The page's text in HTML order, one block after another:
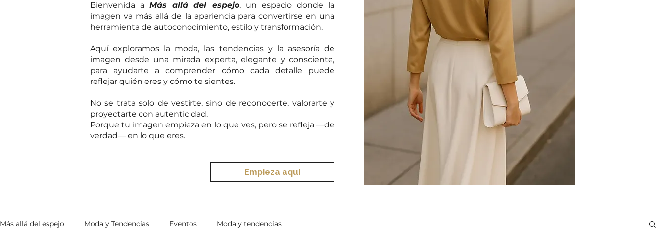
Bienvenida aMás allá del espejo, un espacio donde la
imagen va más allá de la apariencia para convertirse en una
herramienta de autoconocimiento, estilo y transformación.
Aquí exploramos la moda, las tendencias y la asesoría de
imagen desde una mirada experta, elegante y consciente,
para ayudarte a comprender cómo cada detalle puede
reflejar quién eres y cómo te sientes.
No se trata solo de vestirte, sino de reconocerte, valorarte y
proyectarte con autenticidad.
Porque tu imagen empieza en lo que ves, pero se refleja —de
verdad— en lo que eres.
Empieza aquí
Más allá del espejo Moda y Tendencias Eventos Moda y tendencias